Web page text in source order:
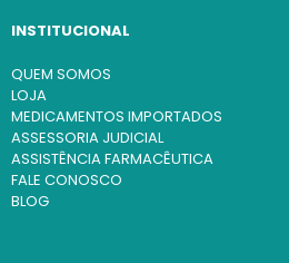
INSTITUCIONAL
QUEM SOMOS
LOJA
MEDICAMENTOS IMPORTADOS
ASSESSORIA JUDICIAL
ASSISTÊNCIA FARMACÊUTICA
FALE CONOSCO
BLOG